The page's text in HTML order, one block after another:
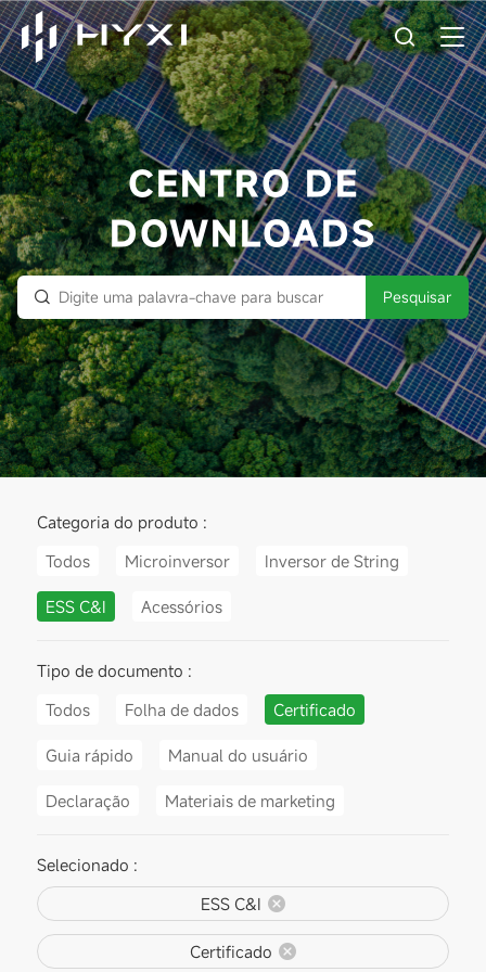
CENTRO DE
DOWNLOADS
Pesquisar
Categoria do produto :
Todos
Microinversor Inversor de String
ESS C&I Acessórios
Tipo de documento :
Todos
Folha de dados Certificado
Guia rápido Manual do usuário
Declaração Materiais de marketing
Selecionado :
ESS C&I
Certificado